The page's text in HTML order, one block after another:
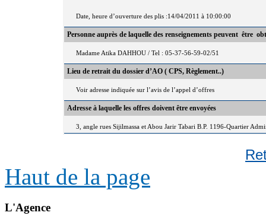
Date, heure d’ouverture des plis :14/04/2011 à 10:00:00
Personne auprès de laquelle des renseignements peuvent être
Madame Atika DAHHOU / Tel : 05-37-56-59-02/51
Lieu de retrait du dossier d’AO ( CPS, Règlement..)
Voir adresse indiquée sur l’avis de l’appel d’offres
Adresse à laquelle les offres doivent être envoyées
3, angle rues Sijilmassa et Abou Jarir Tabari B.P. 1196-Quartier
Haut de la page
L'Agence